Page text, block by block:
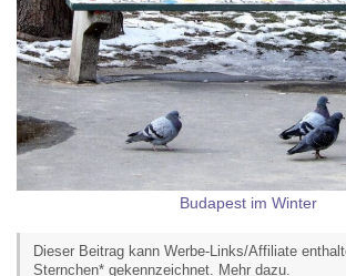
Budapest im Winter
Dieser Beitrag kann Werbe-Links/Affiliate
Sternchen* gekennzeichnet. Mehr dazu.